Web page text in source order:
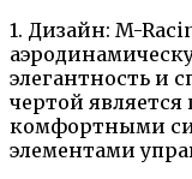
1. Дизайн: M-
элегантность и
чертой
комфортными
элементами